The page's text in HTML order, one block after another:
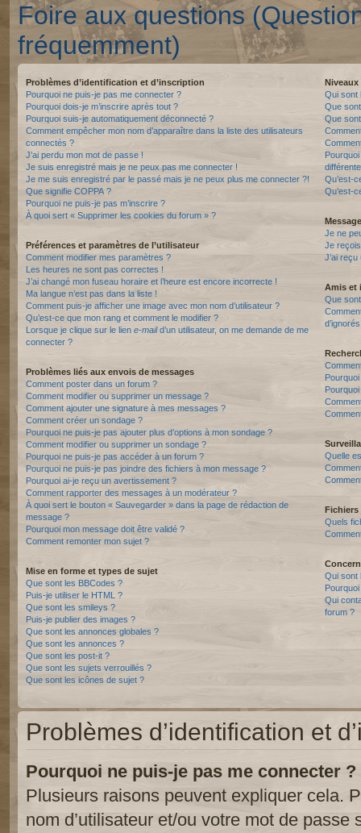
Foire aux questions
fréquemment)
Problèmes d’identification et d’inscription
Pourquoi ne puis-je pas me connecter ?
Pourquoi dois-je m’inscrire après tout ?
Pourquoi suis-je automatiquement déconnecté ?
Comment empêcher mon nom d’apparaître dans la liste des utilisateurs
connectés ?
J’ai perdu mon mot de passe !
Je suis enregistré mais je ne peux pas me connecter !
Je me suis enregistré par le passé mais je ne peux plus me connecter ?!
Que signifie COPPA ?
Pourquoi ne puis-je pas m’inscrire ?
À quoi sert « Supprimer les cookies du forum » ?
Préférences et paramètres de l’utilisateur
Comment modifier mes paramètres ?
Les heures ne sont pas correctes !
J’ai changé mon fuseau horaire et l’heure est encore incorrecte !
Ma langue n’est pas dans la liste !
Comment puis-je afficher une image avec mon nom d’utilisateur ?
Qu’est-ce que mon rang et comment le modifier ?
Lorsque je clique sur le lien e-maild’un utilisateur, on me demande de me
connecter ?
Problèmes liés aux envois de messages
Comment poster dans un forum ?
Comment modifier ou supprimer un message ?
Comment ajouter une signature à mes messages ?
Comment créer un sondage ?
Pourquoi ne puis-je pas ajouter plus d’options à mon sondage ?
Comment modifier ou supprimer un sondage ?
Pourquoi ne puis-je pas accéder à un forum ?
Pourquoi ne puis-je pas joindre des fichiers à mon message ?
Pourquoi ai-je reçu un avertissement ?
Comment rapporter des messages à un modérateur ?
À quoi sert le bouton « Sauvegarder » dans la page de rédaction de
message ?
Pourquoi mon message doit être validé ?
Comment remonter mon sujet ?
Mise en forme et types de sujet
Que sont les BBCodes ?
Puis-je utiliser le HTML ?
Que sont les smileys ?
Puis-je publier des images ?
Que sont les annonces globales ?
Que sont les annonces ?
Que sont les post-it ?
Que sont les sujets verrouillés ?
Que sont les icônes de sujet ?
Niveaux
Qui sont
Que
Que
Qu’est-
Qu’est-
Je ne
Je
J’ai
Amis et
Que
Quelle
Quels
Qui sont
Qui
forum ?
Problèmes d’identification et
Pourquoi ne puis-je pas me connecter ?
Plusieurs raisons peuvent expliquer cela.
nom d’utilisateur et/ou votre mot de passe